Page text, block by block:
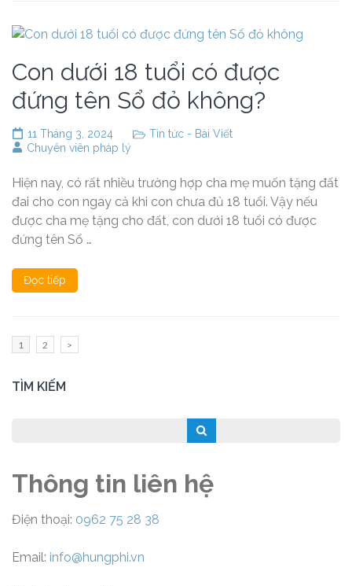
Con dưới 18 tuổi có được
đứng tên Sổ đỏ không?
11 Tháng 3, 2024
Tin tức - Bài Viết
Chuyên viên pháp lý
Hiện nay, có rất nhiều trường hợp cha mẹ muốn tặng đất
đai cho con ngay cả khi con chưa đủ 18 tuổi. Vậy nếu
được cha mẹ tặng cho đất, con dưới 18 tuổi có được
đứng tên Sổ …
Đọc tiếp
Phân
bài
Trang
1 Trang
2 >
TÌM KIẾM
Thông tin liên hệ
Điện thoại: 0962 75 28 38
Email: info@hungphi.vn